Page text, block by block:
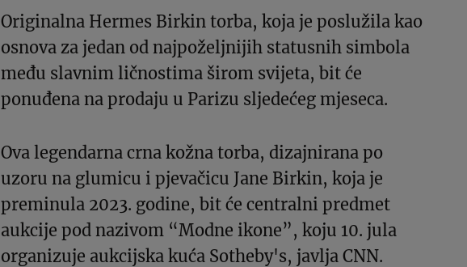
Originalna Hermes Birkin torba, koja je poslužila kao
osnova za jedan od najpoželjnijih statusnih simbola
među slavnim ličnostima širom svijeta, bit će
ponuđena na prodaju u Parizu sljedećeg mjeseca.
Ova legendarna crna kožna torba, dizajnirana po
uzoru na glumicu i pjevačicu Jane Birkin, koja je
preminula 2023. godine, bit će centralni predmet
aukcije pod nazivom “Modne ikone”, koju 10. jula
organizuje aukcijska kuća Sotheby's, javlja CNN.